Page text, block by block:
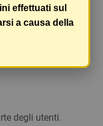
degli utenti.
effettuati sul
a causa della